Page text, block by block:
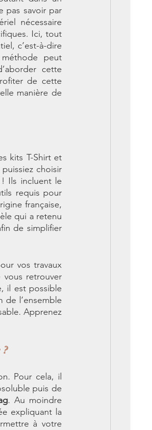
pas savoir par
nécessaire
Ici, tout
c’est-à-dire
peut
cette
de cette
manière de
kits T-Shirt et
choisir
Ils incluent le
requis pour
française,
qui a retenu
de simplifier
vos travaux
retrouver
il est possible
l’ensemble
Apprenez
Pour cela, il
puis de
. Au moindre
expliquant la
à votre